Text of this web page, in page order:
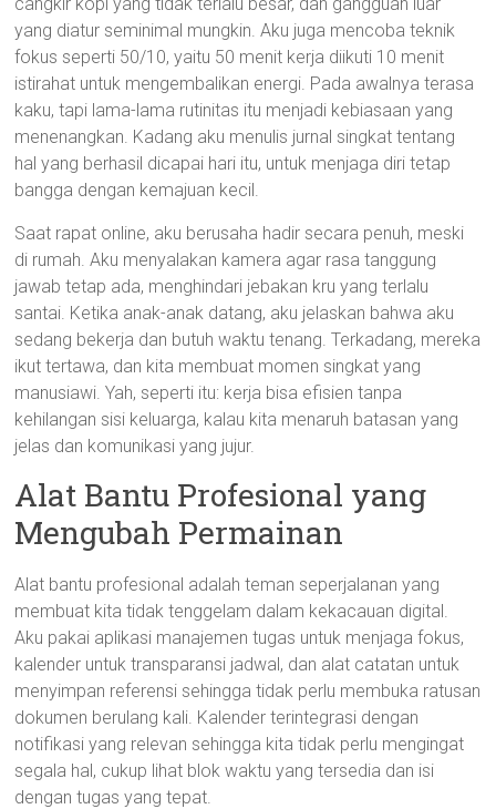
yang diatur seminimal mungkin. Aku juga mencoba teknik
fokus seperti 50/10, yaitu 50 menit kerja diikuti 10 menit
istirahat untuk mengembalikan energi. Pada awalnya terasa
kaku, tapi lama-lama rutinitas itu menjadi kebiasaan yang
menenangkan. Kadang aku menulis jurnal singkat tentang
hal yang berhasil dicapai hari itu, untuk menjaga diri tetap
bangga dengan kemajuan kecil.
Saat rapat online, aku berusaha hadir secara penuh, meski
di rumah. Aku menyalakan kamera agar rasa tanggung
jawab tetap ada, menghindari jebakan kru yang terlalu
santai. Ketika anak-anak datang, aku jelaskan bahwa aku
sedang bekerja dan butuh waktu tenang. Terkadang, mereka
ikut tertawa, dan kita membuat momen singkat yang
manusiawi. Yah, seperti itu: kerja bisa efisien tanpa
kehilangan sisi keluarga, kalau kita menaruh batasan yang
jelas dan komunikasi yang jujur.
Alat Bantu Profesional yang
Mengubah Permainan
Alat bantu profesional adalah teman seperjalanan yang
membuat kita tidak tenggelam dalam kekacauan digital.
Aku pakai aplikasi manajemen tugas untuk menjaga fokus,
kalender untuk transparansi jadwal, dan alat catatan untuk
menyimpan referensi sehingga tidak perlu membuka ratusan
dokumen berulang kali. Kalender terintegrasi dengan
notifikasi yang relevan sehingga kita tidak perlu mengingat
segala hal, cukup lihat blok waktu yang tersedia dan isi
dengan tugas yang tepat.